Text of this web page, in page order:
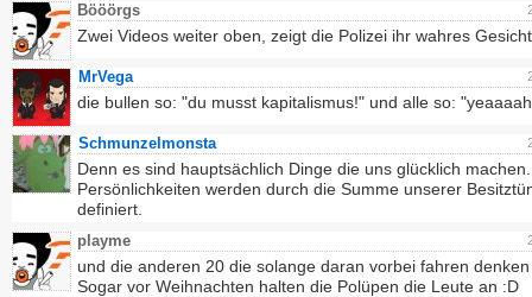
Bööörgs
Zwei Videos weiter oben, zeigt die Polizei ihr wahres Gesicht
MrVega
die bullen so: "du musst kapitalismus!" und alle so:
Schmunzelmonsta
Denn es sind hauptsächlich Dinge die uns glücklich
Persönlichkeiten werden durch die Summe unserer
definiert.
playme
und die anderen 20 die solange daran vorbei fahren
Sogar vor Weihnachten halten die Polüpen die Leute an :D